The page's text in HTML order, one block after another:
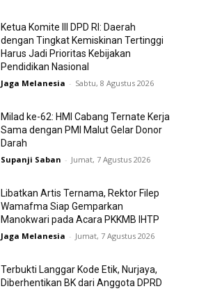
Ketua Komite III DPD RI: Daerah
dengan Tingkat Kemiskinan Tertinggi
Harus Jadi Prioritas Kebijakan
Pendidikan Nasional
Jaga Melanesia - Sabtu, 8 Agustus 2026
Milad ke-62: HMI Cabang Ternate Kerja
Sama dengan PMI Malut Gelar Donor
Darah
Supanji Saban - Jumat, 7 Agustus 2026
Libatkan Artis Ternama, Rektor Filep
Wamafma Siap Gemparkan
Manokwari pada Acara PKKMB IHTP
Jaga Melanesia - Jumat, 7 Agustus 2026
Terbukti Langgar Kode Etik, Nurjaya,
Diberhentikan BK dari Anggota DPRD